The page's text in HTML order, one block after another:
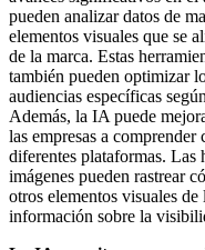
pueden analizar datos de
elementos visuales que se
de la marca. Estas
también pueden optimizar
audiencias específicas
Además, la IA puede
las empresas a comprender
diferentes plataformas. Las
imágenes pueden rastrear
otros elementos visuales
información sobre la